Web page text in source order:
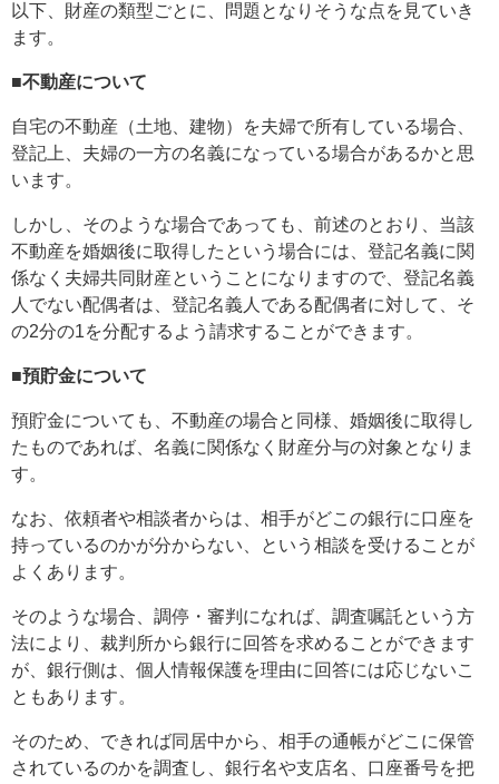
以下、財産の類型ごとに、問題となりそうな点を見ていき
ます。
■不動産について
自宅の不動産（土地、建物）を夫婦で所有している場合、
登記上、夫婦の一方の名義になっている場合があるかと思
います。
しかし、そのような場合であっても、前述のとおり、当該
不動産を婚姻後に取得したという場合には、登記名義に関
係なく夫婦共同財産ということになりますので、登記名義
人でない配偶者は、登記名義人である配偶者に対して、そ
の2分の1を分配するよう請求することができます。
■預貯金について
預貯金についても、不動産の場合と同様、婚姻後に取得し
たものであれば、名義に関係なく財産分与の対象となりま
す。
なお、依頼者や相談者からは、相手がどこの銀行に口座を
持っているのかが分からない、という相談を受けることが
よくあります。
そのような場合、調停・審判になれば、調査嘱託という方
法により、裁判所から銀行に回答を求めることができます
が、銀行側は、個人情報保護を理由に回答には応じないこ
ともあります。
そのため、できれば同居中から、相手の通帳がどこに保管
されているのかを調査し、銀行名や支店名、口座番号を把